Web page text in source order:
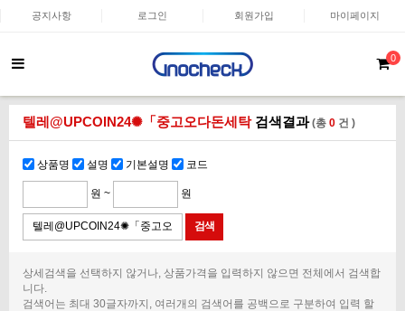
공지사항 로그인 회원가입 마이페이지
0
텔레@UPCOIN24✺「중고오다돈세탁검색결과(총 0 건 )
상품명 설명 기본설명 코드
원 ~ 원
상세검색을 선택하지 않거나, 상품가격을 입력하지 않으면 전체에서 검색합
니다.
검색어는 최대 30글자까지, 여러개의 검색어를 공백으로 구분하여 입력 할